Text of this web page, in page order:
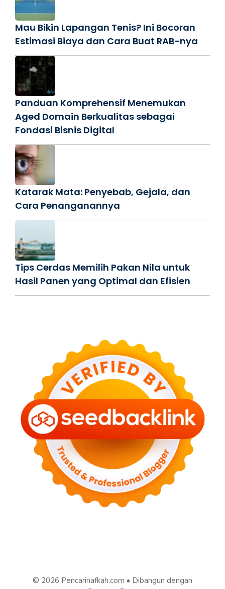
Mau Bikin Lapangan Tenis? Ini Bocoran
Estimasi Biaya dan Cara Buat RAB-nya
Panduan Komprehensif Menemukan
Aged Domain Berkualitas sebagai
Fondasi Bisnis Digital
Katarak Mata: Penyebab, Gejala, dan
Cara Penanganannya
Tips Cerdas Memilih Pakan Nila untuk
Hasil Panen yang Optimal dan Efisien
© 2026 Pencarinafkah.com • Dibangun dengan